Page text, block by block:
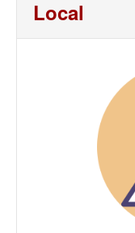
Local